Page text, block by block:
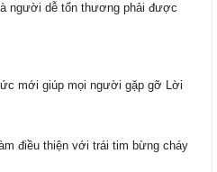
người dễ tổn thương phải được
mới giúp mọi người gặp gỡ Lời
điều thiện với trái tim bừng cháy